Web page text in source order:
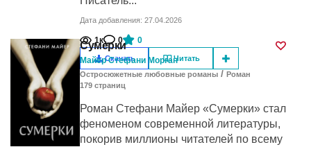
Дата добавления: 27.04.2026
1к 0 0
Скачать Читать
Сумерки
Майер Стефани Морган
Остросюжетные любовные романы / Роман
179 cтраниц
Роман Стефани Майер «Сумерки» стал
феноменом современной литературы,
покорив миллионы читателей по всему